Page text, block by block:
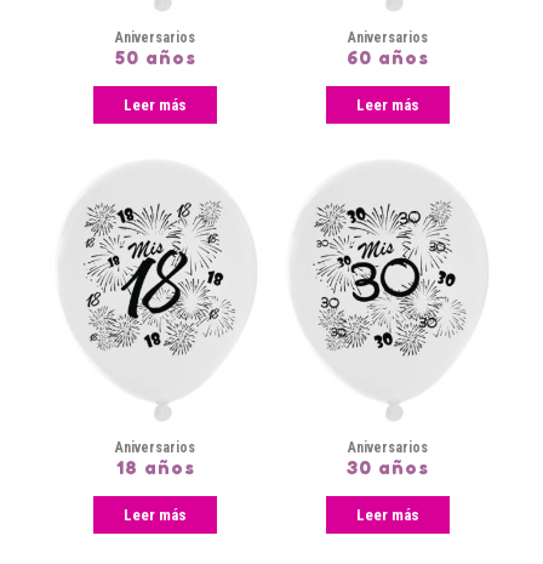
Aniversarios
50 años
Leer más
Aniversarios
60 años
Leer más
Aniversarios
18 años
Leer más
Aniversarios
30 años
Leer más